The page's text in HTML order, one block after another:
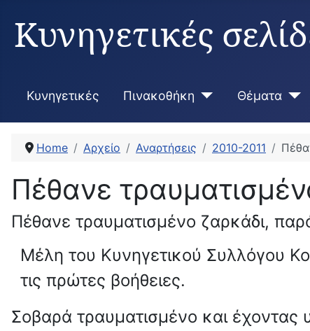
Κυνηγετικές
Κυνηγετικές Πινακοθήκη Θέματα
Home Αρχείο Αναρτήσεις 2010-2011
Πέθανε
Πέθανε τραυματισμένο ζαρκάδι,
Μέλη του Κυνηγετικού Συλλόγου
τις πρώτες βοήθειες.
Σοβαρά τραυματισμένο και